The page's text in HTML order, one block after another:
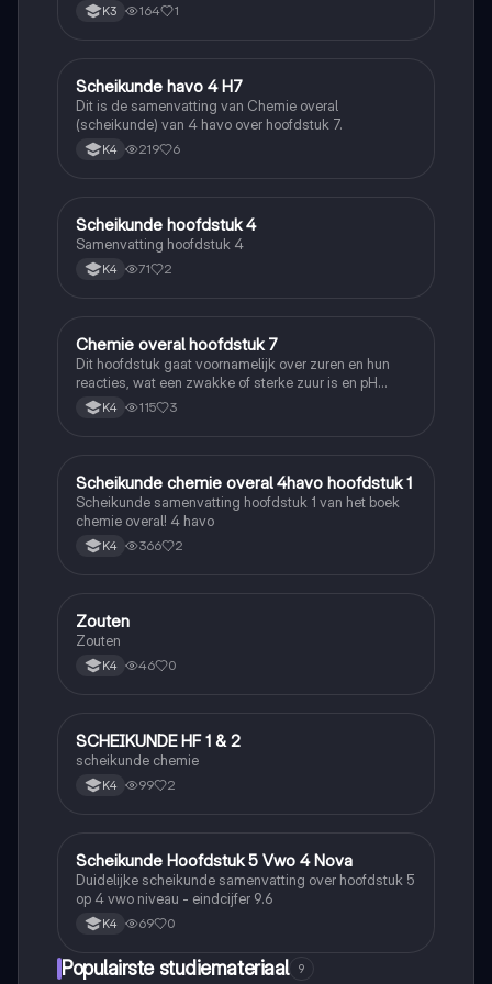
K3 164 1
Scheikunde
Scheikunde havo 4 H7
Dit is de samenvatting van Chemie overal
(scheikunde) van 4 havo over hoofdstuk 7.
K4 219 6
Scheikunde
Scheikunde hoofdstuk 4
Samenvatting hoofdstuk 4
K4 71 2
Scheikunde
Chemie overal hoofdstuk 7
Dit hoofdstuk gaat voornamelijk over zuren en hun
reacties, wat een zwakke of sterke zuur is en pH
berekenen
K4 115 3
Scheikunde
Scheikunde chemie overal 4havo hoofdstuk 1
Scheikunde samenvatting hoofdstuk 1 van het boek
chemie overal! 4 havo
K4 366 2
Scheikunde
Zouten
Zouten
K4 46 0
Scheikunde
SCHEIKUNDE HF 1 & 2
scheikunde chemie
K4 99 2
Scheikunde
Scheikunde Hoofdstuk 5 Vwo 4 Nova
Duidelijke scheikunde samenvatting over hoofdstuk 5
op 4 vwo niveau - eindcijfer 9.6
K4 69 0
Populairste studiemateriaal 9